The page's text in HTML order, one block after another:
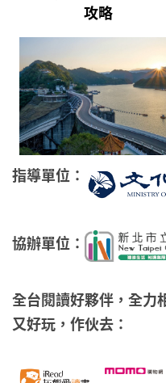
攻略
指導單位：
協辦單位：
全台閱讀好夥伴，全力
又好玩，作伙去：